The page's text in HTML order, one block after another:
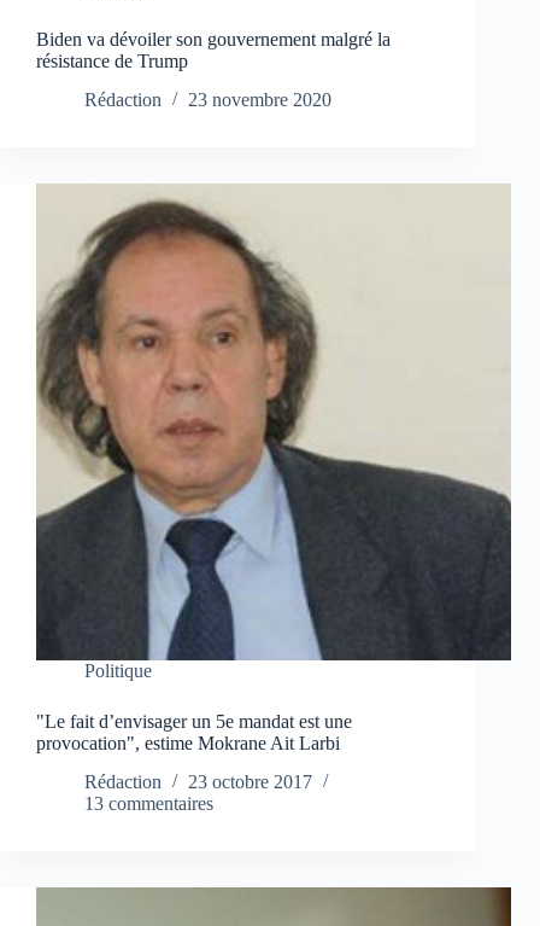
Biden va dévoiler son gouvernement malgré la
résistance de Trump
Rédaction
23 novembre 2020
Politique
"Le fait d’envisager un 5e mandat est une
provocation", estime Mokrane Ait Larbi
Rédaction
23 octobre 2017
13 commentaires